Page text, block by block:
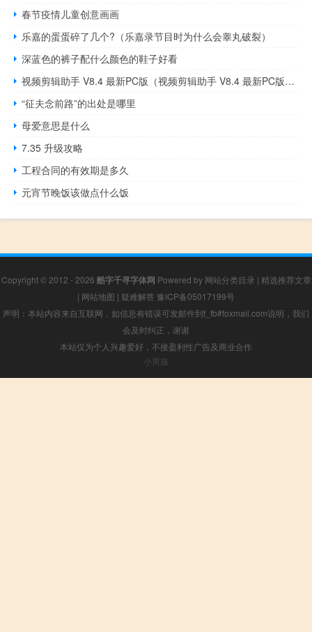
春节疫情儿童创意画画
乐嘉的蛋蛋碎了几个?（乐嘉录节目时为什么会睾丸破裂）
深蓝色的裤子配什么颜色的鞋子好看
视频剪辑助手 V8.4 最新PC版（视频剪辑助手 V8.4 最新PC版功能简介）
“征夫念前路”的出处是哪里
母爱意思是什么
7.35 升级攻略
工程合同的有效期是多久
元宵节晚饭该做点什么饭
Copyright © 2012 - 2026 酷字千寻字体网 Powered by 网站分类目录 | 精选推荐文章
| 网站地图 | 疑难解答 豫ICP备05017199号
声明：本站内容来自互联网，如信息有错误可发邮件到f_fb#foxmail.com说明，我们
会及时纠正，谢谢
本站仅为个人兴趣爱好，不接盈利性广告及商业合作
小男孩